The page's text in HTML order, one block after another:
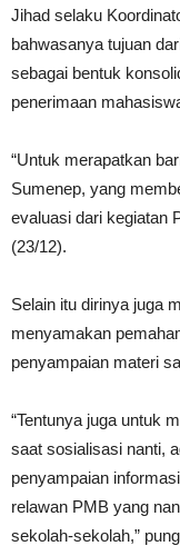
Jihad selaku
bahwasanya tujuan
sebagai bentuk
penerimaan
“Untuk merapatkan
Sumenep, yang
evaluasi dari kegiatan
(23/12).
Selain itu dirinya juga
menyamakan
penyampaian materi
“Tentunya juga untuk
saat sosialisasi nanti,
penyampaian
relawan PMB yang
sekolah-sekolah,”